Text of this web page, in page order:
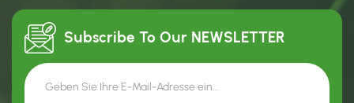
Subscribe To Our NEWSLETTER